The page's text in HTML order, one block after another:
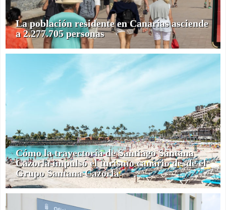
La población residente en Canarias asciende
a 2.277.705 personas
Cómo la trayectoria de Santiago Santana
Cazorla impulsó el turismo canario desde el
Grupo Santana Cazorla